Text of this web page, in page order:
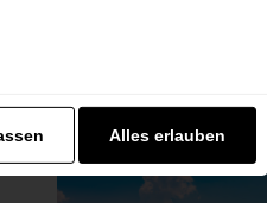
Erlebe
Agadir jetzt ab
BYKRISTINA POLACKOVA
Alles erlauben